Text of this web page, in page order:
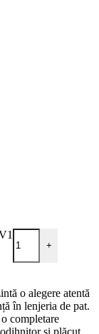
+
o alegere atentă
în lenjeria de pat.
completare
și plăcut.